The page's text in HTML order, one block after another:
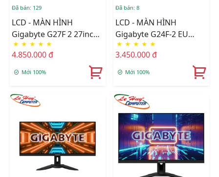
Đã bán: 129
LCD - MÀN HÌNH
Gigabyte G27F 2 27inch
FullHD 165Hz 1ms IPS
★ ★ ★ ★ ★
4.850.000 đ
Mới 100%
Đã bán: 8
LCD - MÀN HÌNH
Gigabyte G24F-2 EU
24inch FullHD 165Hz
1ms IPS
★ ★ ★ ★ ★
3.450.000 đ
Mới 100%